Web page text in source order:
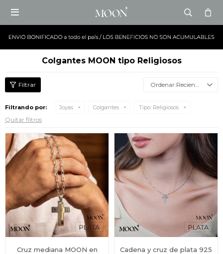

Colgantes MOON tipo Religiosos
Recientes
Filtrando por: Joyas Colgantes Tipo: Religiosos
Quitar filtros
Cruz mediana MOON en
Cadena y cruz de plata 925